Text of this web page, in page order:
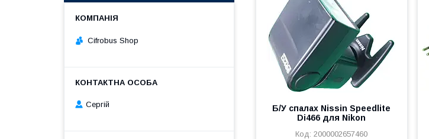
Б/У спалах Nissin Speedlite
Di466 для Nikon
2000002657460
Cifrobus Shop
Сергій